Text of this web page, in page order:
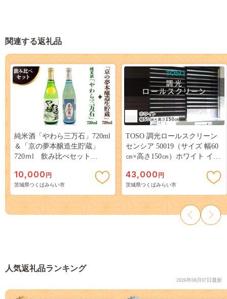
関連する返礼品
純米酒「やわら三万石」720ml
＆「京の夢本醸造生貯蔵」
720ｍl 飲み比べセット
10,000 円
茨城県つくばみらい市
TOSO 調光ロールスクリーン
センシア 50019（サイズ 幅60
㎝×高さ150㎝）ホワイト イン
NT］
43,000 円
茨城県つくばみらい市
人気返礼品ランキング
2026年08月07日最新